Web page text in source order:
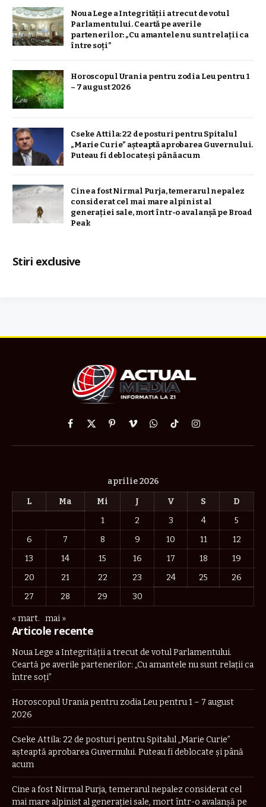
Noua Lege a Integrității a trecut de votul
Parlamentului. Ceartă pe averile
partenerilor: „Cu amantele nu sunt relații ca
între soți”
Horoscopul Urania pentru zodia Leu pentru 1
– 7 august 2026
Cseke Attila: 22 de posturi pentru Spitalul
„Marie Curie” așteaptă aprobarea Guvernului.
Puteau fi deblocate și până acum
Cine a fost Nirmal Purja, temerarul nepalez
considerat cel mai mare alpinist al
generației sale, mort într-o avalanșă pe Broad
Peak
Stiri exclusive
Facebook
X
PinterestVimeoWhatsApp
TikTokInstagram
aprilie 2026
L
Ma Mi J V S
D
1
2 3 4
5
6
7 8 9 10 11
12
13
14 15 16 17 18
19
20
21 22 23 24 25
26
27
28 29 30
« mart. mai »
Articole recente
Noua Lege a Integrității a trecut de votul Parlamentului.
Ceartă pe averile partenerilor: „Cu amantele nu sunt relații ca
între soți”
Horoscopul Urania pentru zodia Leu pentru 1 – 7 august
2026
Cseke Attila: 22 de posturi pentru Spitalul „Marie Curie”
așteaptă aprobarea Guvernului. Puteau fi deblocate și până
acum
Cine a fost Nirmal Purja, temerarul nepalez considerat cel
mai mare alpinist al generației sale, mort într-o avalanșă pe